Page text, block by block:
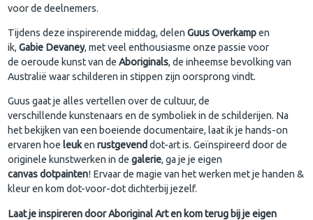
voor de deelnemers.
Tijdens deze inspirerende middag, delenGuus Overkampen
ik,Gabie Devaney, met veel enthousiasme onze passie voor
de oeroude kunst van deAboriginals, de inheemse bevolking van
Australië waar schilderen in stippen zijn oorsprong vindt.
Guus gaat je alles vertellen over de cultuur, de
verschillende kunstenaars en de symboliek in de schilderijen. Na
het bekijken van een boeiende documentaire, laat ik je hands-on
ervaren hoeleukenrustgevenddot-art is. Geïnspireerd door de
originele kunstwerken in degalerie, ga je je eigen
canvasdotpainten! Ervaar de magie van het werken met je handen &
kleur en kom dot-voor-dot dichterbij jezelf.
Laat je inspireren door Aboriginal Art en kom terug bij je eigen